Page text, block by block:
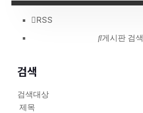
RSS
게시판 검색
검색
검색대상